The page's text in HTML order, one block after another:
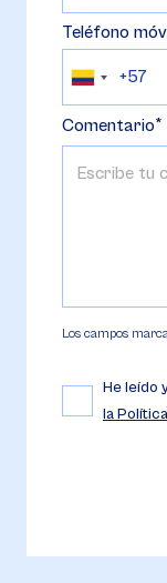
Teléfono
Comentario
Los campos
He leído
la